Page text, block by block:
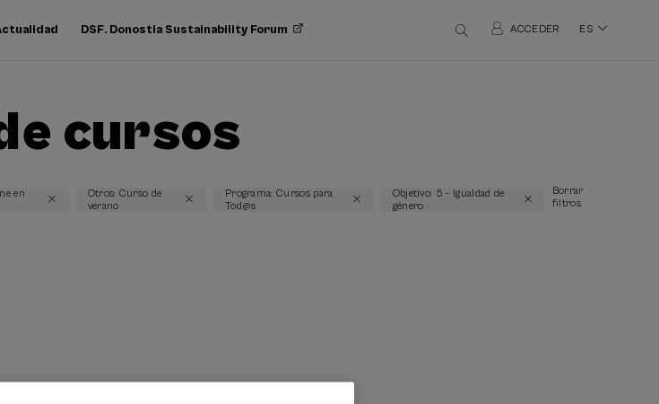
DSF. Donostia Sustainability Forum ACCEDER ES
cursos
en
Otros: Curso de
verano
Programa: Cursos para
Tod@s
Objetivo: 5 - Igualdad de
género
Borrar
filtros